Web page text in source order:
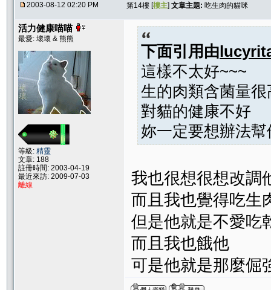
2003-08-12 02:20 PM 第14樓 [樓主] 文章主題: 吃生肉的貓咪
活力健康喵喵
最愛: 壞壞 & 熊熊
等級: 精靈
文章: 188
註冊時間: 2003-04-19
最近來訪: 2009-07-03
離線
下面引用由
這樣不太好~~~
生的肉類含菌量
對貓的健康不好
妳一定要想辦法
我也很想很想改調
而且我也覺得吃生
但是他就是不愛吃
而且我也餓他
可是他就是那麼倔